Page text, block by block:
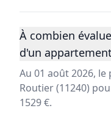
À combien
d'un
Au 01 août 2026, le
Routier (11240)
1529 €.